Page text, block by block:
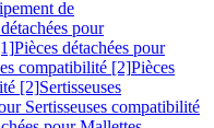
de
pour
Pièces détachées pour
compatibilité [2]Pièces
[2]Sertisseuses
Sertisseuses compatibilité